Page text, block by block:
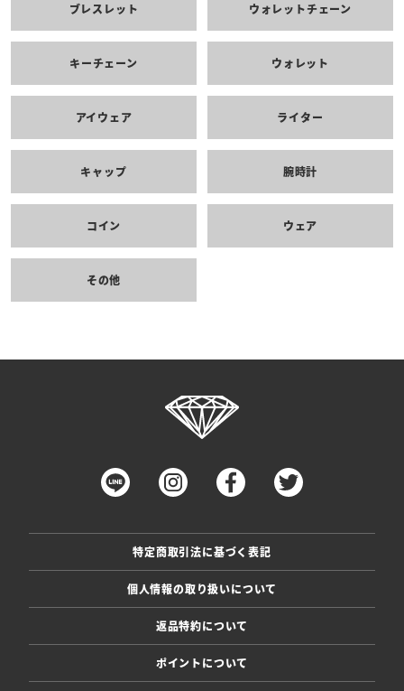
ブレスレット ウォレットチェーン
キーチェーン ウォレット
アイウェア ライター
キャップ 腕時計
コイン ウェア
その他
特定商取引法に基づく表記
個人情報の取り扱いについて
返品特約について
ポイントについて